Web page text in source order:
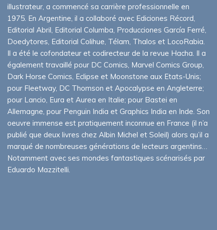
illustrateur, a commencé sa carrière professionnelle en
1975. En Argentine, il a collaboré avec Ediciones Récord,
Editorial Abril, Editorial Columba, Producciones García Ferré,
Doedytores, Editorial Colihue, Télam, Thalos et LocoRabia.
Il a été le cofondateur et codirecteur de la revue Hacha. Il a
également travaillé pour DC Comics, Marvel Comics Group,
Dark Horse Comics, Eclipse et Moonstone aux Etats-Unis;
pour Fleetway, DC Thomson et Apocalypse en Angleterre;
pour Lancio, Eura et Aurea en Italie; pour Bastei en
Allemagne, pour Penguin India et Graphics India en Inde. Son
oeuvre immense est pratiquement inconnue en France (il n’a
publié que deux livres chez Albin Michel et Soleil) alors qu’il a
marqué de nombreuses générations de lecteurs argentins…
Notamment avec ses mondes fantastiques scénarisés par
Eduardo Mazzitelli.